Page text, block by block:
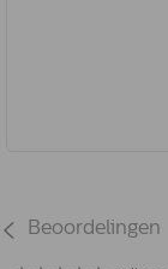
Beoordelingen